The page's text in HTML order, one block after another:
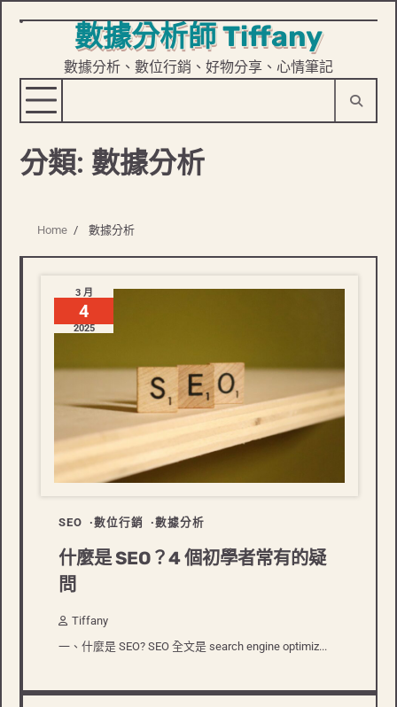
Skip
content
數據分析師 Tiffany
數據分析、數位行銷、好物分享、心情筆記
分類: 數據分析
Home 數據分析
3 月
4
2025
SEO 數位行銷 數據分析
什麼是 SEO？4 個初學者常有的疑
問
Tiffany
一、什麼是 SEO? SEO 全文是 search engine optimiz...